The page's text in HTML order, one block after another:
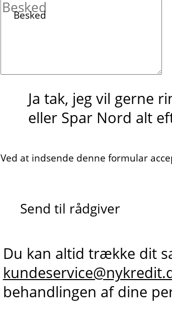
Besked
Ja tak, jeg vil gerne
eller Spar Nord alt
Ved at indsende denne formular
Send til rådgiver
Du kan altid trække dit
behandlingen af dine